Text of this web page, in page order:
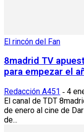
El rincón del Fan
8madrid TV
para empezar el
Redacción A451 - 4
El canal de TDT
de enero al cine de
de...